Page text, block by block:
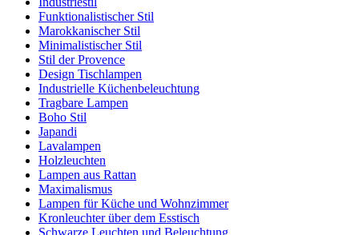
Funktionalistischer Stil
Marokkanischer Stil
Minimalistischer Stil
Stil der Provence
Design Tischlampen
Industrielle Küchenbeleuchtung
Tragbare Lampen
Boho Stil
Japandi
Lavalampen
Holzleuchten
Lampen aus Rattan
Maximalismus
Lampen für Küche und Wohnzimmer
Kronleuchter über dem Esstisch
Schwarze Leuchten und Beleuchtung